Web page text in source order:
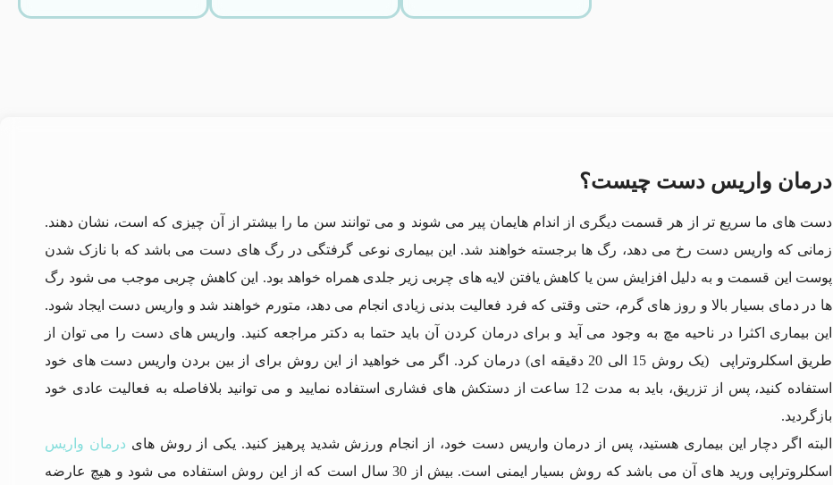
درمان واریس دست چیست؟
دست‌ های ما سریع‌ تر از هر قسمت دیگری از اندام هایمان پیر می‌ شوند و می‌ توانند سن ما را بیشتر از آن چیزی که است، نشان دهند.
زمانی که واریس دست رخ می دهد، رگ‌ ها برجسته خواهند شد. این بیماری نوعی گرفتگی در رگ‌ های دست می باشد که با نازک‌ شدن
پوست این قسمت و به دلیل افزایش سن یا کاهش یافتن لایه های چربی زیر جلدی همراه خواهد بود. این کاهش چربی موجب می‌ شود رگ‌
ها در دمای بسیار بالا و روز های گرم، حتی وقتی که فرد فعالیت بدنی زیادی انجام می دهد، متورم خواهند شد و واریس دست ایجاد شود.
این بیماری اکثرا در ناحیه مچ به وجود می آید و برای درمان کردن آن باید حتما به دکتر مراجعه کنید. واریس های دست را می توان از
طریق اسکلروتراپی (یک روش 15 الی 20 دقیقه ای) درمان کرد. اگر می خواهید از این روش برای از بین بردن واریس دست های خود
استفاده کنید، پس از تزریق، باید به مدت 12 ساعت از دستکش های فشاری استفاده نمایید و می توانید بلافاصله به فعالیت عادی خود
بازگردید.
البته اگر دچار این بیماری هستید، پس از درمان واریس دست خود، از انجام ورزش شدید پرهیز کنید. یکی از روش های درمان واریس
اسکلروتراپی ورید های آن می باشد که روش بسیار ایمنی است. بیش از 30 سال است که از این روش استفاده می شود و هیچ عارضه